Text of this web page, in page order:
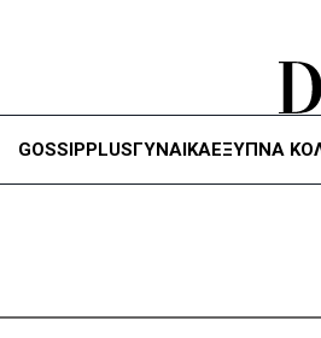
GOSSIPPLUSΓΥΝΑΙΚΑΈΞΥΠΝΑ